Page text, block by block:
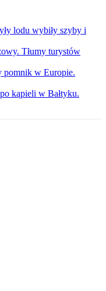
lodu wybiły szyby i
Tłumy turystów
pomnik w Europie.
kąpieli w Bałtyku.